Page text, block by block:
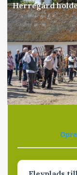
Herregård